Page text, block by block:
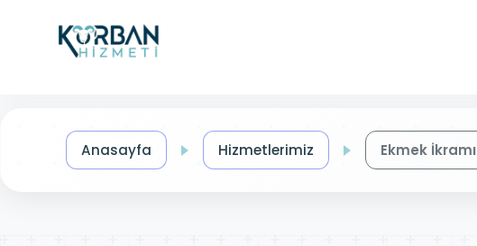
Anasayfa Hizmetlerimiz Ekmek İkramı